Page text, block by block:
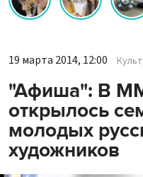
19 марта 2014, 12:00
"Афиша": В
открылось
молодых
художников